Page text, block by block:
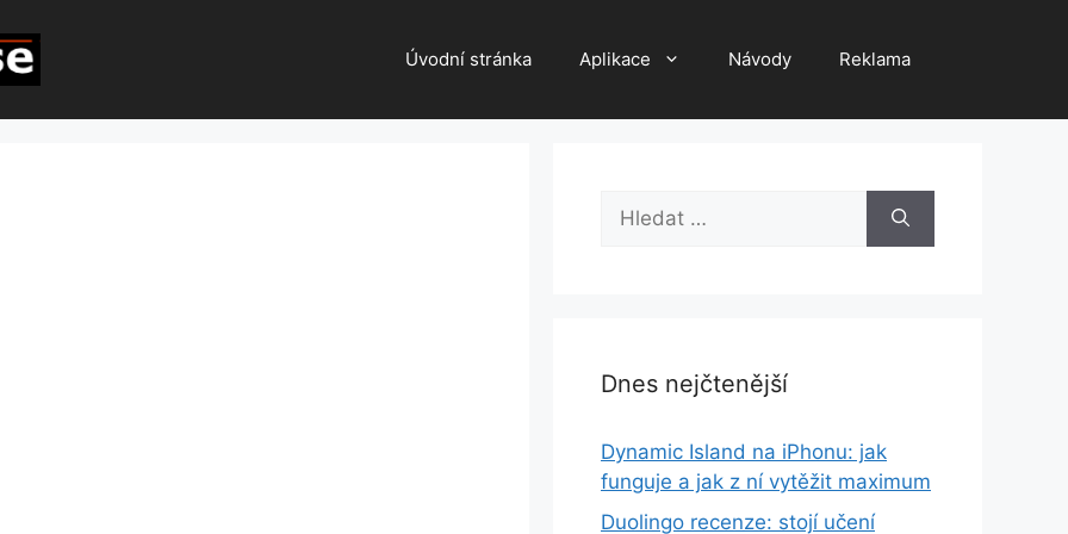
Úvodní stránka Aplikace Návody Reklama
Hledat:
Dnes nejčtenější
Dynamic Island na iPhonu: jak
funguje a jak z ní vytěžit maximum
Duolingo recenze: stojí učení